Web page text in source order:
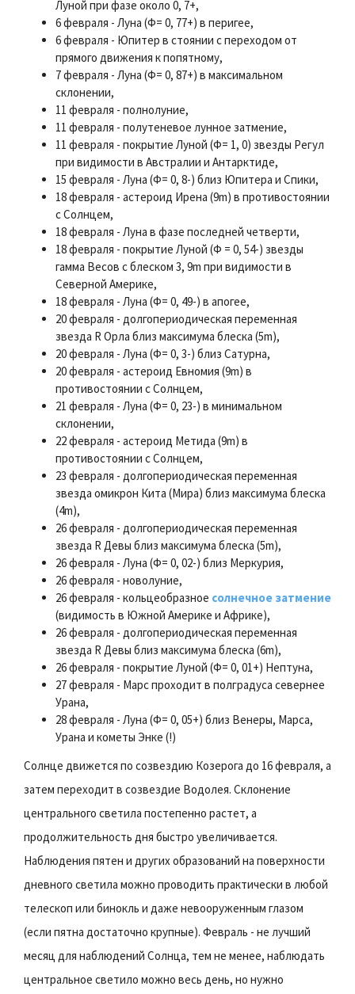
Луной при фазе около 0, 7+,
6 февраля - Луна (Ф= 0, 77+) в перигее,
6 февраля - Юпитер в стоянии с переходом от
прямого движения к попятному,
7 февраля - Луна (Ф= 0, 87+) в максимальном
склонении,
11 февраля - полнолуние,
11 февраля - полутеневое лунное затмение,
11 февраля - покрытие Луной (Ф= 1, 0) звезды Регул
при видимости в Австралии и Антарктиде,
15 февраля - Луна (Ф= 0, 8-) близ Юпитера и Спики,
18 февраля - астероид Ирена (9m) в противостоянии
с Солнцем,
18 февраля - Луна в фазе последней четверти,
18 февраля - покрытие Луной (Ф = 0, 54-) звезды
гамма Весов с блеском 3, 9m при видимости в
Северной Америке,
18 февраля - Луна (Ф= 0, 49-) в апогее,
20 февраля - долгопериодическая переменная
звезда R Орла близ максимума блеска (5m),
20 февраля - Луна (Ф= 0, 3-) близ Сатурна,
20 февраля - астероид Евномия (9m) в
противостоянии с Солнцем,
21 февраля - Луна (Ф= 0, 23-) в минимальном
склонении,
22 февраля - астероид Метида (9m) в
противостоянии с Солнцем,
23 февраля - долгопериодическая переменная
звезда омикрон Кита (Мира) близ максимума блеска
(4m),
26 февраля - долгопериодическая переменная
звезда R Девы близ максимума блеска (5m),
26 февраля - Луна (Ф= 0, 02-) близ Меркурия,
26 февраля - новолуние,
26 февраля - кольцеобразное солнечное затмение
(видимость в Южной Америке и Африке),
26 февраля - долгопериодическая переменная
звезда R Девы близ максимума блеска (6m),
26 февраля - покрытие Луной (Ф= 0, 01+) Нептуна,
27 февраля - Марс проходит в полградуса севернее
Урана,
28 февраля - Луна (Ф= 0, 05+) близ Венеры, Марса,
Урана и кометы Энке (!)
Солнце движется по созвездию Козерога до 16 февраля, а
затем переходит в созвездие Водолея. Склонение
центрального светила постепенно растет, а
продолжительность дня быстро увеличивается.
Наблюдения пятен и других образований на поверхности
дневного светила можно проводить практически в любой
телескоп или бинокль и даже невооруженным глазом
(если пятна достаточно крупные). Февраль - не лучший
месяц для наблюдений Солнца, тем не менее, наблюдать
центральное светило можно весь день, но нужно